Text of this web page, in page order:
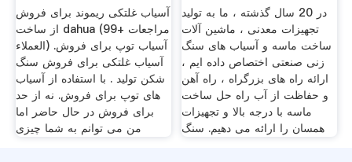
آسیاب غلتکی ریموند برای فروش
از ساخت dahua (99+ مراجعات
العملاء) آسیاب توپ برای فروش.
آسیاب غلتکی برای فروش سنگ
شکن تولید . با استفاده از آسیاب
های توپ برای فروش. نه از حد
برای فروش در حال حاضر اما
من می توانم به شما چیزی
در 20 سال گذشته ، ما به تولید
تجهیزات معدنی ، ماشین آلات
ساخت ماسه و آسیاب های سنگ
زنی صنعتی اختصاص داده ایم ،
ارائه راه های بزرگراه ، راه آهن
و حفاظت از آب راه حل ساخت
ماسه با درجه بالا و تجهیزات
همسان را ارائه می دهیم. سنگ